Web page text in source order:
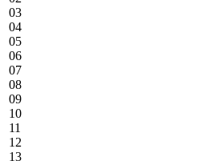
03
04
05
06
07
08
09
10
11
12
13